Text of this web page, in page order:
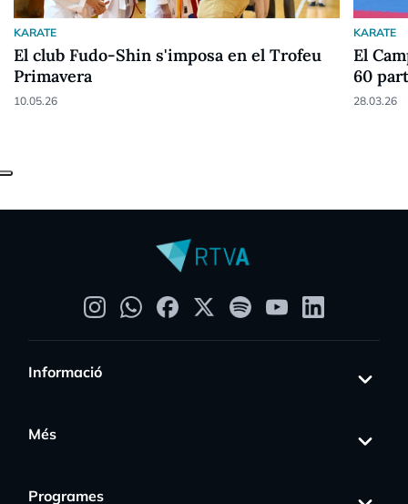
KARATE
El club Fudo-Shin s'imposa en el Trofeu
Primavera
10.05.26
KARATE
El
60
28.03.26
Informació
Més
Programes